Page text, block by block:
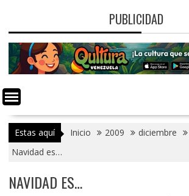
PUBLICIDAD
Estas aquí Inicio 2009 diciembre
Navidad es…
NAVIDAD ES…